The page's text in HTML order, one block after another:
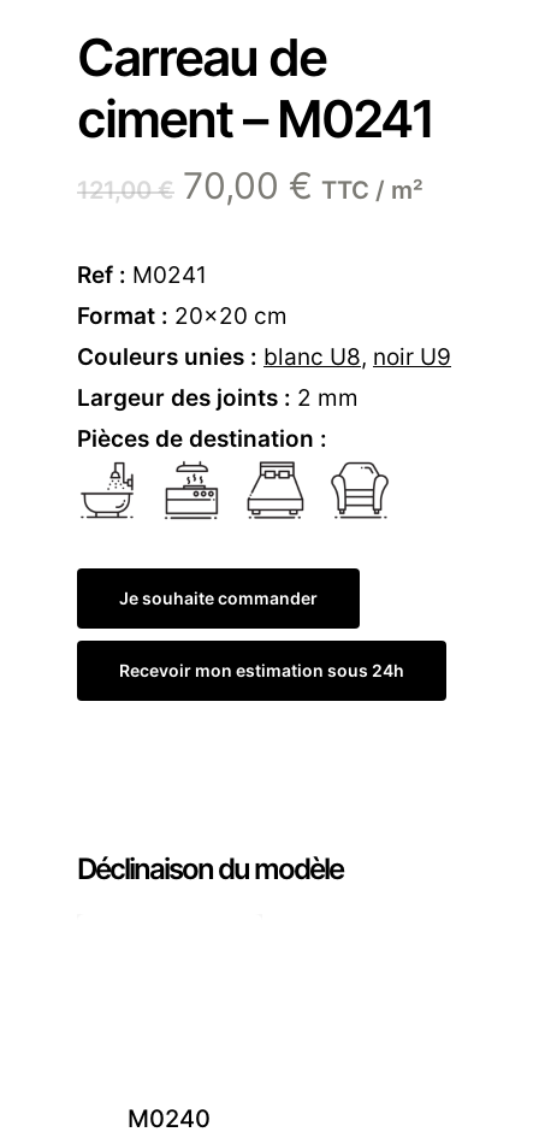
Carreau de
ciment – M0241
121,00€ Le
prix
initial
était :
121,00 €.
70,00 € Le
TTC / m²
Ref : M0241
Format : 20×20 cm
Couleurs unies : blanc U8, noir U9
Largeur des joints : 2 mm
Pièces de destination :
Je souhaite commander
Recevoir mon estimation sous 24h
Déclinaison du modèle
M0240